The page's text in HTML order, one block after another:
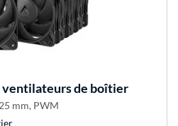
ventilateurs de boîtier
mm, PWM